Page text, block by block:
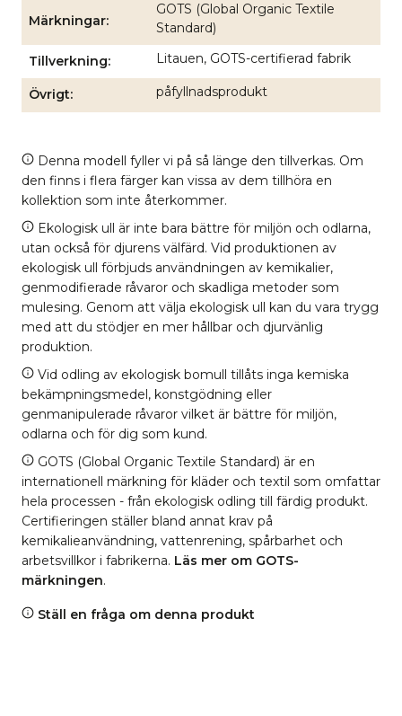
Märkningar
GOTS (Global Organic Textile
Standard)
Tillverkning Litauen, GOTS-certifierad fabrik
Övrigt påfyllnadsprodukt
Denna modell fyller vi på så länge den tillverkas. Om
den finns i flera färger kan vissa av dem tillhöra en
kollektion som inte återkommer.
Ekologisk ull är inte bara bättre för miljön och odlarna,
utan också för djurens välfärd. Vid produktionen av
ekologisk ull förbjuds användningen av kemikalier,
genmodifierade råvaror och skadliga metoder som
mulesing. Genom att välja ekologisk ull kan du vara trygg
med att du stödjer en mer hållbar och djurvänlig
produktion.
Vid odling av ekologisk bomull tillåts inga kemiska
bekämpningsmedel, konstgödning eller
genmanipulerade råvaror vilket är bättre för miljön,
odlarna och för dig som kund.
GOTS (Global Organic Textile Standard) är en
internationell märkning för kläder och textil som omfattar
hela processen - från ekologisk odling till färdig produkt.
Certifieringen ställer bland annat krav på
kemikalieanvändning, vattenrening, spårbarhet och
arbetsvillkor i fabrikerna. Läs mer om GOTS-
märkningen.
Ställ en fråga om denna produkt